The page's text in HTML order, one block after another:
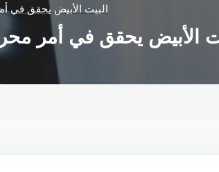
البيت الأبيض يحقق في
الأبيض يحقق في أمر